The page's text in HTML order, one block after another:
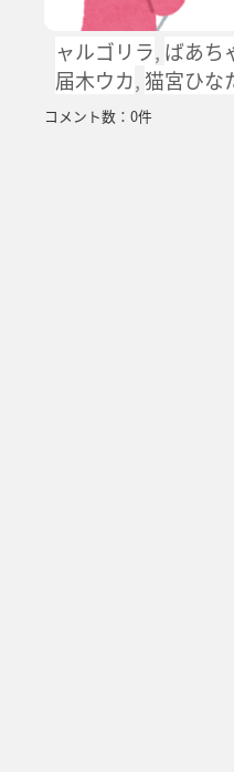
ャルゴリラ, ばあち
届木ウカ, 猫宮ひな
コメント数：0件